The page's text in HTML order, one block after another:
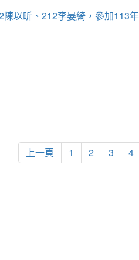
以昕、212李晏綺，參加113
上一頁 1 2 3 4